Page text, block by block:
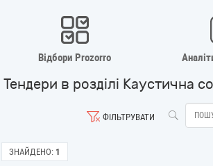
Відбори Prozorro
Тендери в розділі Каустична
ФІЛЬТРУВАТИ
ЗНАЙДЕНО: 1